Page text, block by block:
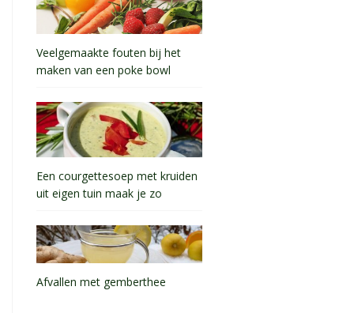
Veelgemaakte fouten bij het
maken van een poke bowl
Een courgettesoep met kruiden
uit eigen tuin maak je zo
Afvallen met gemberthee